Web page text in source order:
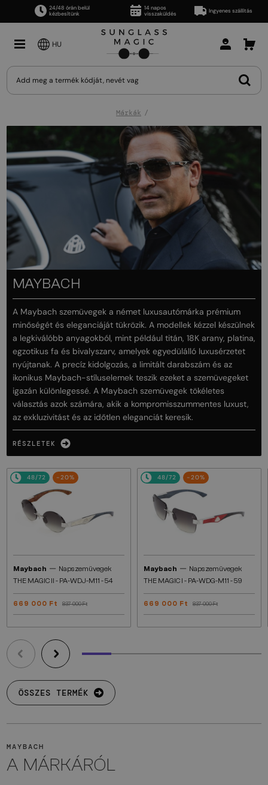
24/48 órán belül
kézbesítünk
14 napos
visszaküldés
Ingyenes szállítás
HU
Márkák
MAYBACH
A Maybach szemüvegek a német luxusautómárka prémium
minőségét és eleganciáját tükrözik. A modellek kézzel készülnek
a legkiválóbb anyagokból, mint például titán, 18K arany, platina,
egzotikus fa és bivalyszarv, amelyek egyedülálló luxusérzetet
nyújtanak. A precíz kidolgozás, a limitált darabszám és az
ikonikus Maybach-stíluselemek teszik ezeket a szemüvegeket
igazán különlegessé. A Maybach szemüvegek tökéletes
választás azok számára, akik a kompromisszummentes luxust,
az exkluzivitást és az időtlen eleganciát keresik.
RÉSZLETEK
48/72 -20%
Maybach — Napszemüvegek
THE MAGIC II - PA-WDJ-M11 - 54
669 000 Ft 837 000 Ft
48/72 -20%
Maybach — Napszemüvegek
THE MAGIC I - PA-WDG-M11 - 59
669 000 Ft 837 000 Ft
ÖSSZES TERMÉK
MAYBACH
A MÁRKÁRÓL